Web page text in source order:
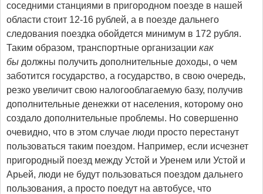
соседними станциями в пригородном поезде в нашей
области стоит 12-16 рублей, а в поезде дальнего
следования поездка обойдется минимум в 172 рубля.
Таким образом, транспортные организации как
бы должны получить дополнительные доходы, о чем
заботится государство, а государство, в свою очередь,
резко увеличит свою налогооблагаемую базу, получив
дополнительные денежки от населения, которому оно
создало дополнительные проблемы. Но совершенно
очевидно, что в этом случае люди просто перестанут
пользоваться таким поездом. Например, если исчезнет
пригородный поезд между Устой и Уренем или Устой и
Арьей, люди не будут пользоваться поездом дальнего
пользования, а просто поедут на автобусе, что